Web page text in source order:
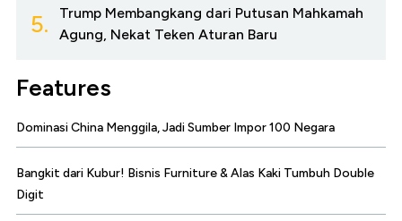
5.
Trump Membangkang dari Putusan Mahkamah
Agung, Nekat Teken Aturan Baru
Features
Dominasi China Menggila, Jadi Sumber Impor 100 Negara
Bangkit dari Kubur! Bisnis Furniture & Alas Kaki Tumbuh Double
Digit